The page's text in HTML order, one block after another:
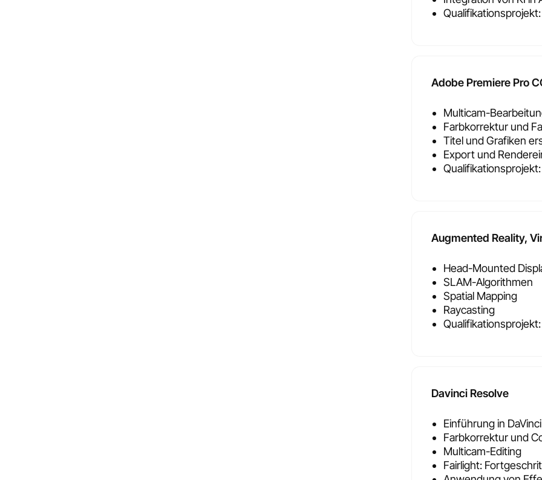
Adobe Premiere Pro
Multicam-
Farbkorrektur und
Titel und Grafiken
Export und
Augmented Reality,
Head-Mounted
SLAM-Algorithmen
Spatial Mapping
Raycasting
Davinci Resolve
Einführung in
Farbkorrektur und
Multicam-Editing
Fairlight: